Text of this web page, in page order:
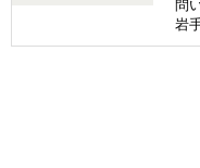
問
岩